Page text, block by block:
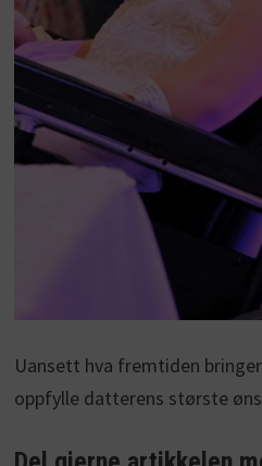
Uansett hva fremtiden
oppfylle datterens største